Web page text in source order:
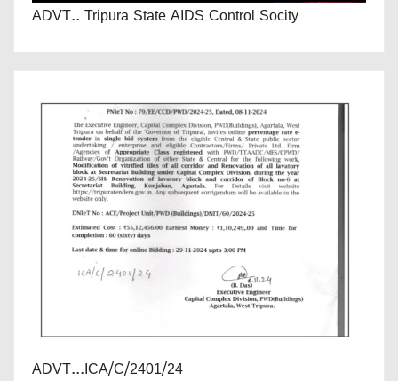
ADVT.. Tripura State AIDS Control Socity
ADVT...ICA/C/2401/24